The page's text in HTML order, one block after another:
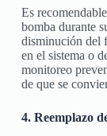
Es
bomba durante
disminución del
en el sistema o
monitoreo
de que se
4. Reemplazo